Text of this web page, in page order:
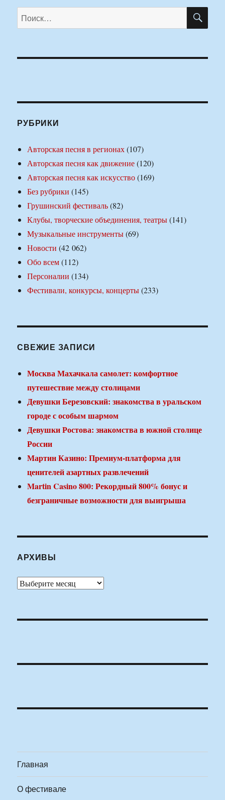
Искать:
РУБРИКИ
Авторская песня в регионах(107)
Авторская песня как движение(120)
Авторская песня как искусство(169)
Без рубрики (145)
Грушинский фестиваль(82)
Клубы, творческие объединения, театры(141)
Музыкальные инструменты(69)
Новости (42 062)
Обо всем(112)
Персоналии (134)
Фестивали, конкурсы, концерты(233)
СВЕЖИЕ ЗАПИСИ
Москва Махачкала самолет: комфортное
путешествие между столицами
Девушки Березовский: знакомства в уральском
городе с особым шармом
Девушки Ростова: знакомства в южной столице
России
Мартин Казино: Премиум-платформа для
ценителей азартных развлечений
Martin Casino 800: Рекордный 800% бонус и
безграничные возможности для выигрыша
АРХИВЫ
Архивы
Главная
О фестивале